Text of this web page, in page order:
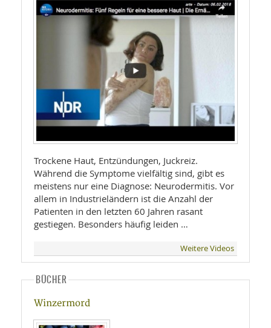
Trockene Haut, Entzündungen, Juckreiz.
Während die Symptome vielfältig sind, gibt es
meistens nur eine Diagnose: Neurodermitis. Vor
allem in Industrieländern ist die Anzahl der
Patienten in den letzten 60 Jahren rasant
gestiegen. Besonders häufig leiden …
Weitere Videos
BÜCHER
Winzermord